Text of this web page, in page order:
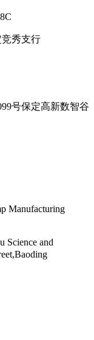
秀支行
号保定高新数智谷
Manufacturing
Science and